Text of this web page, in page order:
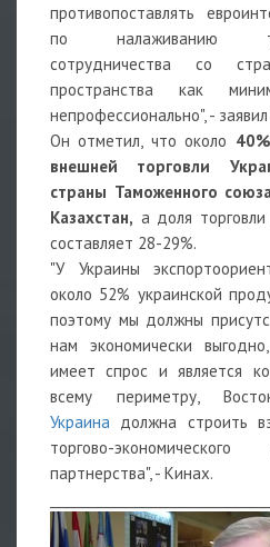
противопоставлять
по налаживанию
сотрудничества со
пространства как
непрофессионально", -
Он отметил, что около
внешней торговли
страны Таможенного
Казахстан, а доля
составляет 28-29%.
"У Украины
около 52% украинской
поэтому мы должны
нам экономически
имеет спрос и является
всему периметру,
Украина должна строить
торгово-
партнерства", - Кинах.